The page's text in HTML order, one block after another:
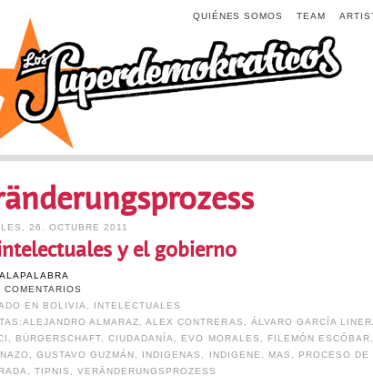
TEAM
QUIÉNES SOMOS
26. OCTUBRE 2011
y el gobierno
COMENTARIOS
EN BOLIVIA
INTELECTUALES
ALEJANDRO ALMARAZ ,ALEX CONTRERAS ÁLVARO GARCÍA
BÜRGERSCHAFT ,CIUDADANÍA EVO MORALES FILEMÓN ESCÓBAR
GUSTAVO GUZMÁN INDIGENAS INDIGENE MAS PROCESO DE
TIPNIS ,VERÄNDERUNGSPROZESS